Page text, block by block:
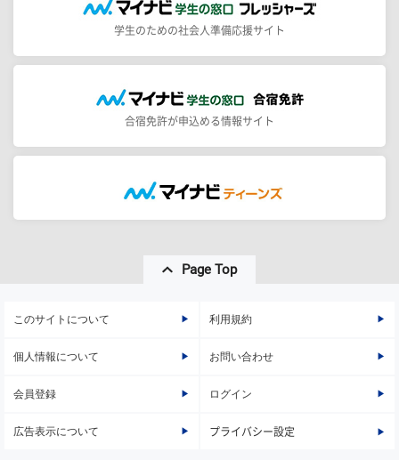
学生のための社会人準備応援サイト
合宿免許が申込める情報サイト
Page Top
このサイトについて 利用規約
個人情報について お問い合わせ
会員登録 ログイン
広告表示について プライバシー設定